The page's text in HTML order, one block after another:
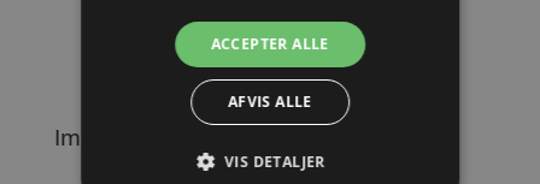
Imbisswagen-Eiscreme
ACCEPTER ALLE
AFVIS ALLE
VIS DETALJER